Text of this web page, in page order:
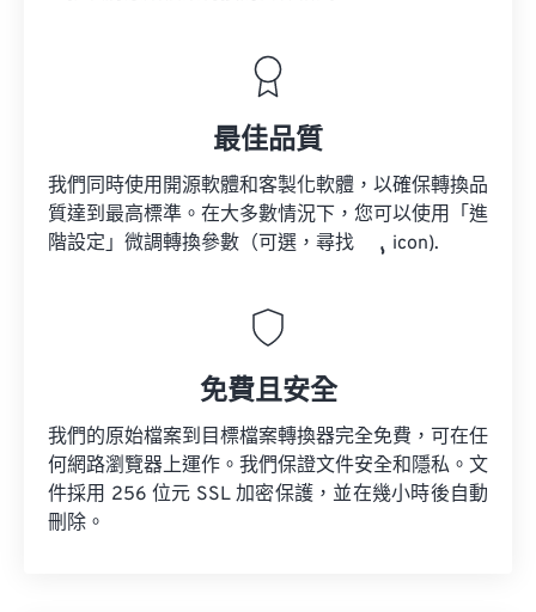
最佳品質
我們同時使用開源軟體和客製化軟體，以確保轉換品
質達到最高標準。在大多數情況下，您可以使用「進
階設定」微調轉換參數（可選，尋找
icon).
免費且安全
我們的原始檔案到目標檔案轉換器完全免費，可在任
何網路瀏覽器上運作。我們保證文件安全和隱私。文
件採用 256 位元 SSL 加密保護，並在幾小時後自動
刪除。